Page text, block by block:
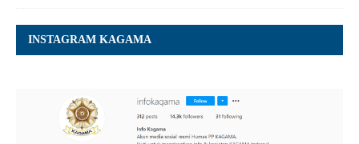
INSTAGRAM KAGAMA